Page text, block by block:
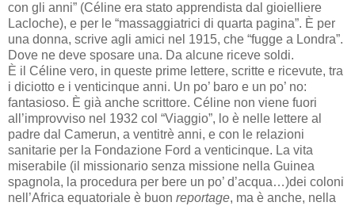
con gli anni” (Céline era stato apprendista dal gioielliere
Lacloche), e per le “massaggiatrici di quarta pagina”. È per
una donna, scrive agli amici nel 1915, che “fugge a Londra”.
Dove ne deve sposare una. Da alcune riceve soldi.
È il Céline vero, in queste prime lettere, scritte e ricevute, tra
i diciotto e i venticinque anni. Un po’ baro e un po’ no:
fantasioso. È già anche scrittore. Céline non viene fuori
all’improvviso nel 1932 col “Viaggio”, lo è nelle lettere al
padre dal Camerun, a ventitrè anni, e con le relazioni
sanitarie per la Fondazione Ford a venticinque. La vita
miserabile (il missionario senza missione nella Guinea
spagnola, la procedura per bere un po’ d’acqua…)dei coloni
nell’Africa equatoriale è buon reportage, ma è anche, nella